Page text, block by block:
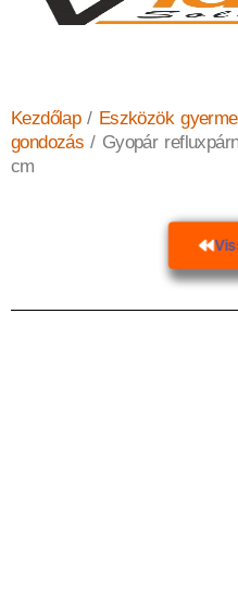
Kezdőlap/ Eszközök
gondozás / Gyopár
cm